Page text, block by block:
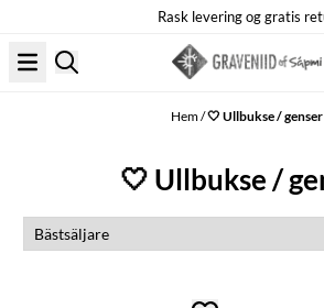
Rask levering og gratis
Hem/🤍 Ullbukse / genser
🤍 Ullbukse /